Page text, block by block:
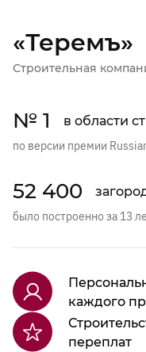
«Теремъ»
Строительная
№ 1 в области
по версии премии
52 400
было построенно за 13
каждого
переплат